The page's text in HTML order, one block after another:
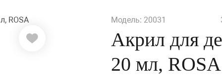
Модель: 20031
Акрил для
20 мл,